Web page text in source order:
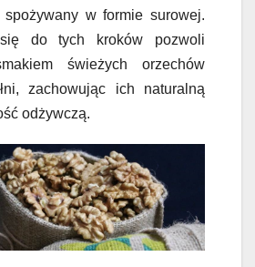
spożywany w formie surowej.
się do tych kroków pozwoli
świeżych orzechów
zachowując ich naturalną
odżywczą.